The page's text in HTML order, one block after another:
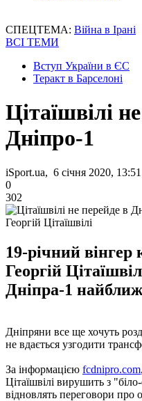
СПЕЦТЕМА: Війна в Ірані
ВСІ ТЕМИ
Вступ України в ЄС
Теракт в Барселоні
Цітаїшвілі
Дніпро-1
iSport.ua, 6 січня 2020, 13:51
0
302
Георгій Цітаїшвілі
19-річний
Георгій
Дніпра-1
Дніпряни все ще хочуть
не вдається узгодити
За інформацією fcdnipro.com
Цітаїшвілі вирушить з
відновлять переговори про